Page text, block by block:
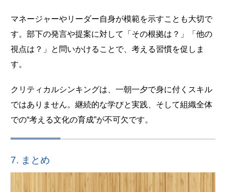
マネージャーやリーダー自身が模範を示すことも大切で
す。部下の発言や提案に対して「その根拠は？」「他の
視点は？」と問いかけることで、考える習慣を促しま
す。
クリティカルシンキングは、一朝一夕で身に付くスキル
ではありません。継続的な学びと実践、そして組織全体
での“考える文化の育成”が不可欠です。
7. まとめ